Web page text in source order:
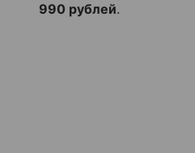
990 рублей.